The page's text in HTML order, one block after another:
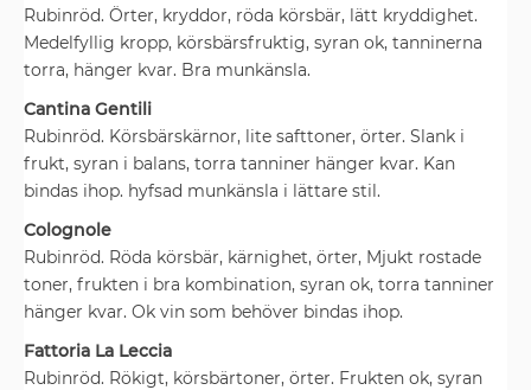
Rubinröd. Örter, kryddor, röda körsbär, lätt kryddighet.
Medelfyllig kropp, körsbärsfruktig, syran ok, tanninerna
torra, hänger kvar. Bra munkänsla.
Cantina Gentili
Rubinröd. Körsbärskärnor, lite safttoner, örter. Slank i
frukt, syran i balans, torra tanniner hänger kvar. Kan
bindas ihop. hyfsad munkänsla i lättare stil.
Colognole
Rubinröd. Röda körsbär, kärnighet, örter, Mjukt rostade
toner, frukten i bra kombination, syran ok, torra tanniner
hänger kvar. Ok vin som behöver bindas ihop.
Fattoria La Leccia
Rubinröd. Rökigt, körsbärtoner, örter. Frukten ok, syran